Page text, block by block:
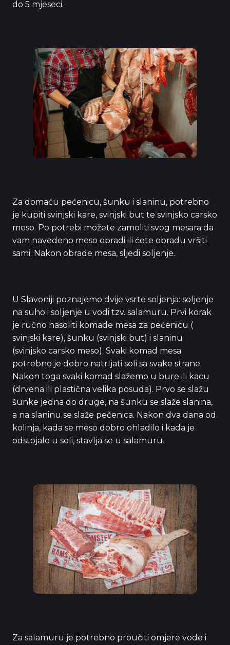
do 5 mjeseci.
Za domaću pećenicu, šunku i slaninu, potrebno
je kupiti svinjski kare, svinjski but te svinjsko carsko
meso. Po potrebi možete zamoliti svog mesara da
vam navedeno meso obradi ili ćete obradu vršiti
sami. Nakon obrade mesa, sljedi soljenje.
U Slavoniji poznajemo dvije vsrte soljenja: soljenje
na suho i soljenje u vodi tzv. salamuru. Prvi korak
je ručno nasoliti komade mesa za pećenicu (
svinjski kare), šunku (svinjski but) i slaninu
(svinjsko carsko meso). Svaki komad mesa
potrebno je dobro natrljati soli sa svake strane.
Nakon toga svaki komad slažemo u bure ili kacu
(drvena ili plastična velika posuda). Prvo se slažu
šunke jedna do druge, na šunku se slaže slanina,
a na slaninu se slaže pečenica. Nakon dva dana od
kolinja, kada se meso dobro ohladilo i kada je
odstojalo u soli, stavlja se u salamuru.
Za salamuru je potrebno proučiti omjere vode i